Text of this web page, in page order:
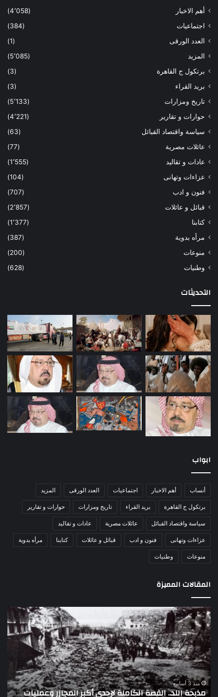
أهم الاخبار
(4٬058)
اجتماعيات
(384)
العدد الورقى
(1)
المزيد
(5٬085)
برتكول ج القاهرة
(3)
بريد القراء
(3)
تاريخ ومزارات
(5٬133)
حوارات و تقارير
(4٬221)
سياسة واقتصاد القبائل
(63)
عائلات مصرية
(77)
عادات و تقاليد
(1٬555)
عزاءات وتهانى
(104)
فنون و ادب
(707)
قبائل و عائلات
(2٬857)
كتابنا
(1٬377)
مرأه بدوية
(387)
منوعات
(200)
وطنيات
(628)
التحديثات
ابواب
أنساب أهم الاخبار اجتماعيات العدد الورقى المزيد
برتكول ج القاهرة بريد القراء تاريخ ومزارات حوارات و تقارير
سياسة واقتصاد القبائل عائلات مصرية عادات و تقاليد
عزاءات وتهانى فنون و ادب قبائل و عائلات كتابنا مرأه بدوية
منوعات وطنيات
المقالات المميزة
اللواء
دكتور
راضي
عبدالمعطي
يكتب:
30
يونيو
3
منذ 3 أسابيع
اللواء دكتور راضي عبدالمعطي يكتب: 30 يونيو – 3 يوليو..